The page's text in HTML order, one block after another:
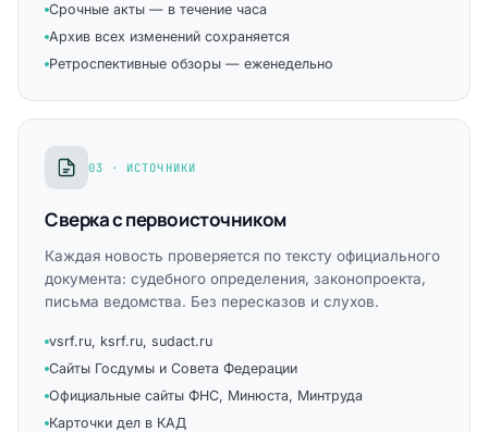
Срочные акты — в течение часа
Архив всех изменений сохраняется
Ретроспективные обзоры — еженедельно
03 · ИСТОЧНИКИ
Сверка с первоисточником
Каждая новость проверяется по тексту официального
документа: судебного определения, законопроекта,
письма ведомства. Без пересказов и слухов.
vsrf.ru, ksrf.ru, sudact.ru
Сайты Госдумы и Совета Федерации
Официальные сайты ФНС, Минюста, Минтруда
Карточки дел в КАД